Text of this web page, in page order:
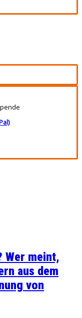
Wer meint,
aus dem
von